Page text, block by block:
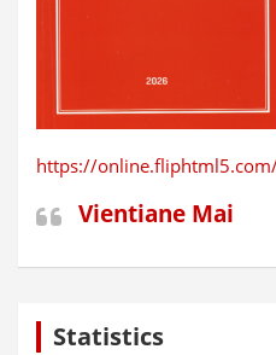
https://
Vientiane Mai
Statistics